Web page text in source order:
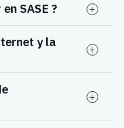
SASE ?
y la